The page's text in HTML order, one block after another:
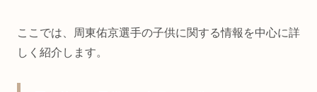
ここでは、周東佑京選手の子供に関する情報を中心に詳
しく紹介します。